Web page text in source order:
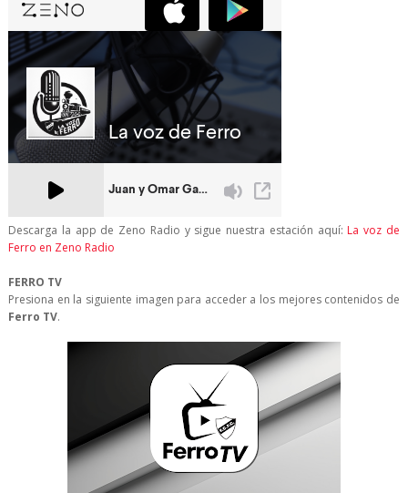
Descarga la app de Zeno Radio y sigue nuestra estación aquí: La voz de
Ferro en Zeno Radio
FERRO TV
Presiona en la siguiente imagen para acceder a los mejores contenidos de
Ferro TV.